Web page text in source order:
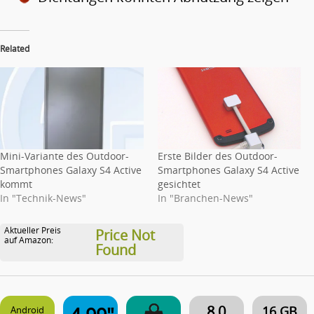
Related
Mini-Variante des Outdoor-
Smartphones Galaxy S4 Active
kommt
In "Technik-News"
Erste Bilder des Outdoor-
Smartphones Galaxy S4 Active
gesichtet
In "Branchen-News"
Aktueller Preis
auf Amazon:
Price Not
Found
Android